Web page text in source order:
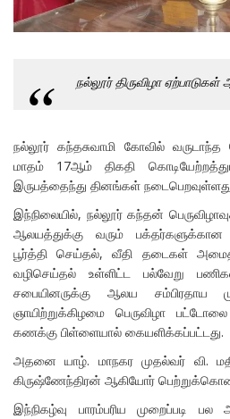
நல்லூர் திருவிழா ஏற்பாடுகள்
நல்லூர் கந்தசுவாமி கோவில் வருடாந்த
மாதம் 17ஆம் திகதி
இருபத்தைந்து தினங்கள்
இந்நிலையில், நல்லூர் கந்தன்
ஆலயத்துக்கு வரும்
பூர்த்தி செய்தல், வீதி தடைகள்
வழிசெய்தல் உள்ளிட்ட பல்வேறு
சபையினருக்கு ஆலய சம்பிரதாய
ஞாயிற்றுக்கிழமை பெருவிழா
கணக்கு பிள்ளையால் கையளிக்கப்பட்டது.
அதனை யாழ். மாநகர முதல்வர் வி.
கிருஷ்ணேந்திரன் ஆகியோர்
இந்நிகழ்வு பாரம்பரிய முறைப்படி